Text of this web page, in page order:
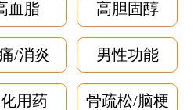
血脂 高胆固醇
/消炎 男性功能
用药 骨疏松/脑梗